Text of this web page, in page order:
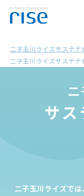
二子玉川ライズサステナ
二子玉川ライズサステナ
二子玉川ライズで